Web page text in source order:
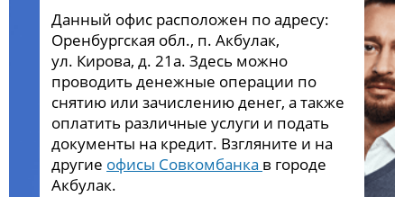
Данный офис расположен по адресу:
Оренбургская обл., п. Акбулак,
ул. Кирова, д. 21а. Здесь можно
проводить денежные операции по
снятию или зачислению денег, а также
оплатить различные услуги и подать
документы на кредит. Взгляните и на
другие офисы Совкомбанка в городе
Акбулак.